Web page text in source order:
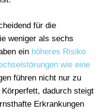
für die
weniger als sechs
ein höheres Risiko
wie eine
führen nicht nur zu
dadurch steigt
Erkrankungen